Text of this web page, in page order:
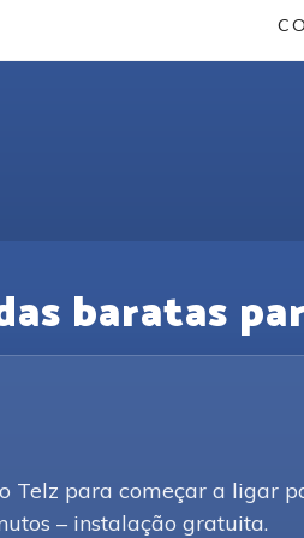
baratas
Telz para começar a ligar
– instalação gratuita.